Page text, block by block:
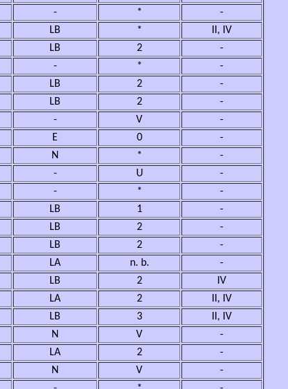
- *
-
LB *
II, IV
LB 2
-
- *
-
LB 2
-
LB 2
-
- V
-
E 0
-
N *
-
- U
-
- *
-
LB 1
-
LB 2
-
LB 2
-
LA n. b.
-
LB 2
IV
LA 2
II, IV
LB 3
II, IV
N V
-
LA 2
-
N V
-